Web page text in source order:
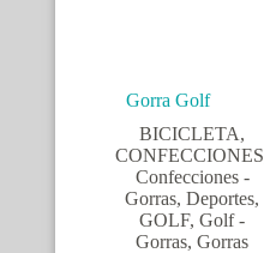
Gorra Golf
BICICLETA,
CONFECCIONES
Confecciones -
Gorras, Deportes,
GOLF, Golf -
Gorras, Gorras